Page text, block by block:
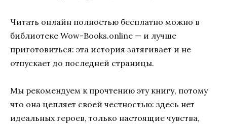
Читать онлайн полностью бесплатно можно в
библиотеке Wow-Books.online — и лучше
приготовиться: эта история затягивает и не
отпускает до последней страницы.
Мы рекомендуем к прочтению эту книгу, потому
что она цепляет своей честностью: здесь нет
идеальных героев, только настоящие чувства,